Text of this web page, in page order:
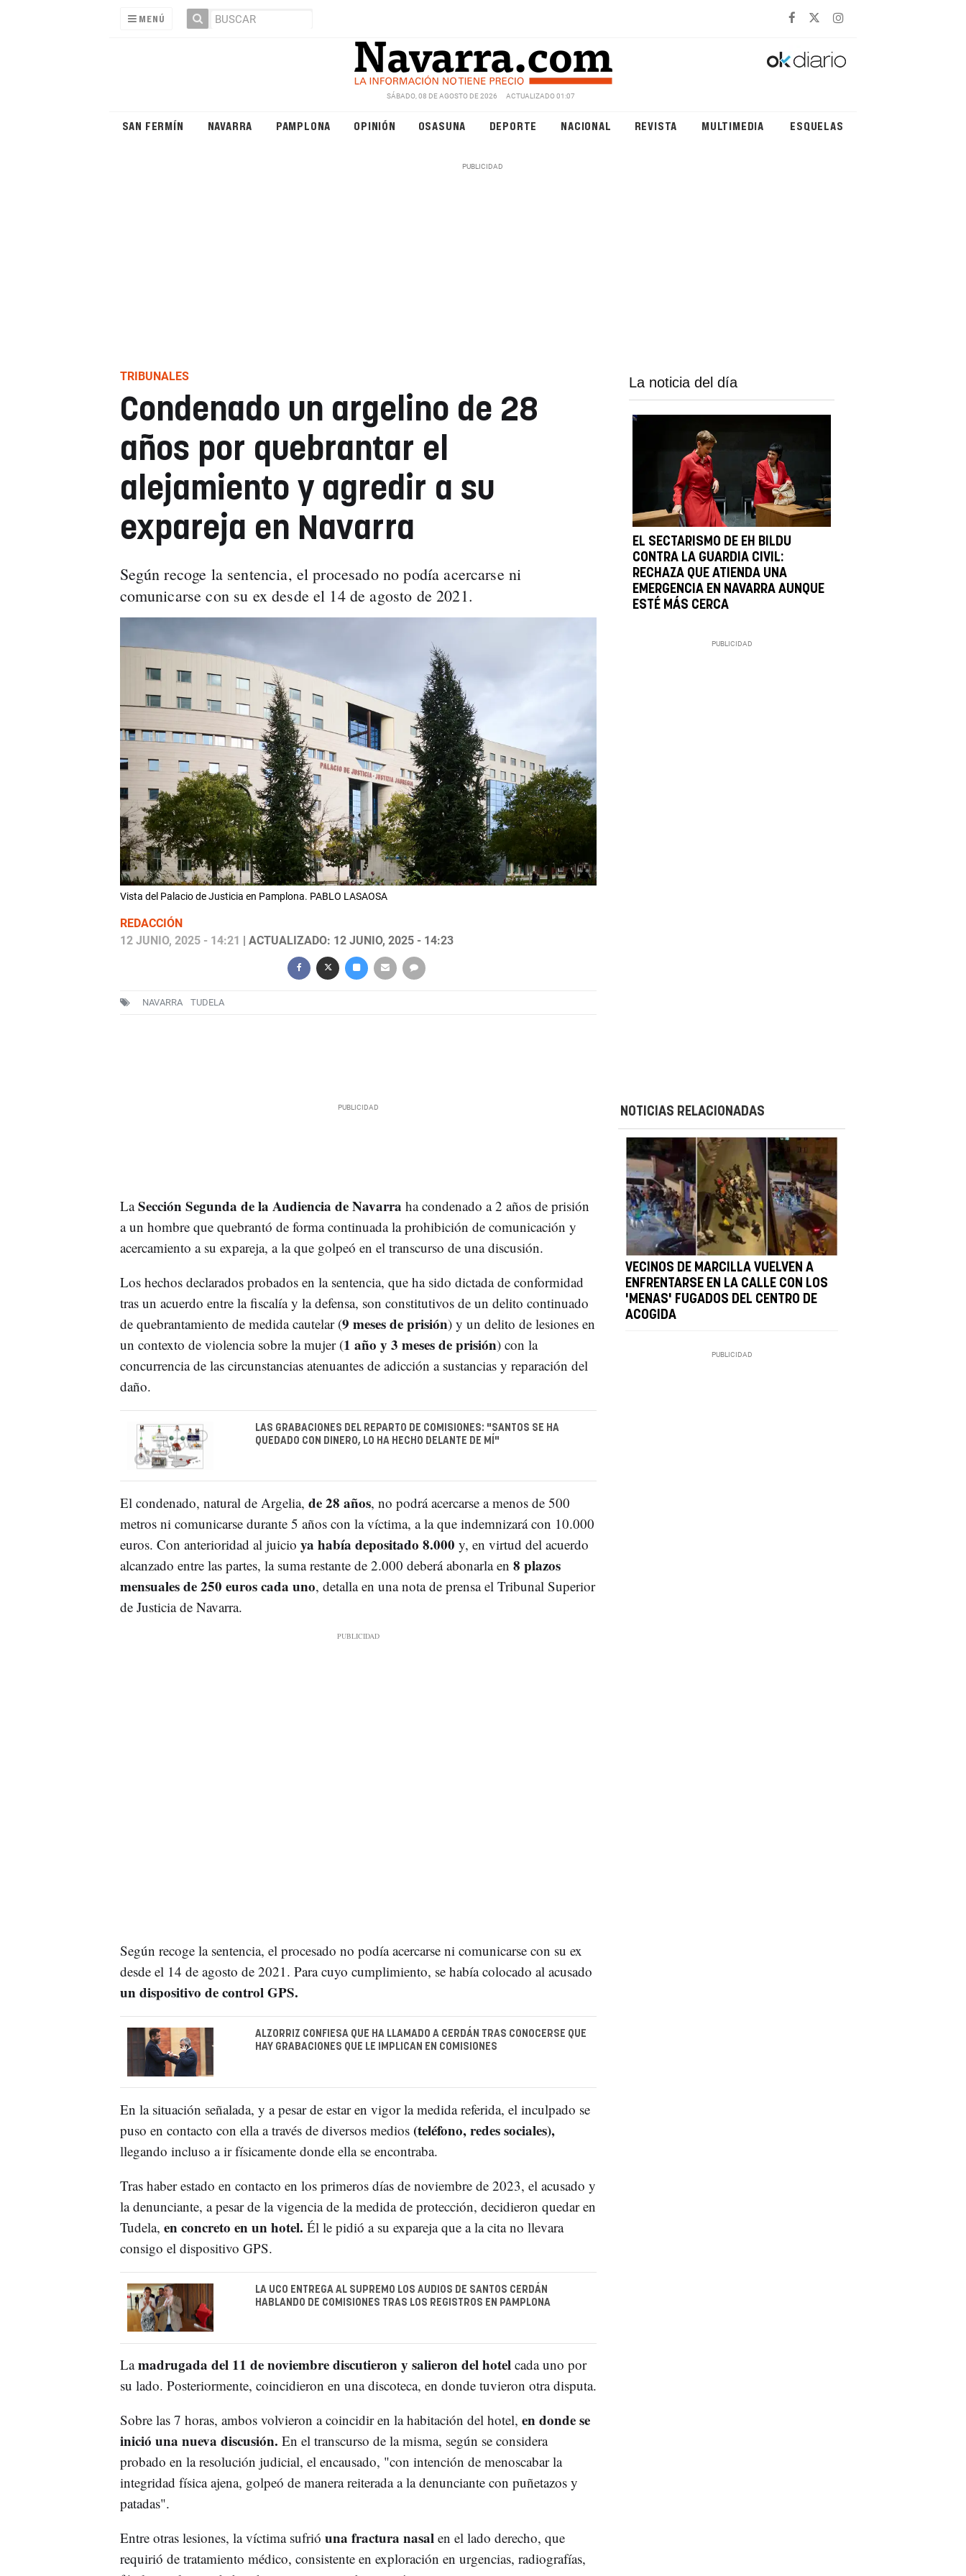
MENÚ
SÁBADO, 08 DE AGOSTO DE 2026 ACTUALIZADO 01:07
SAN FERMÍN NAVARRA PAMPLONA OPINIÓN OSASUNA DEPORTE NACIONAL REVISTA MULTIMEDIA ESQUELAS
TRIBUNALES
Condenado un argelino de 28
años por quebrantar el
alejamiento y agredir a su
expareja en Navarra
Según recoge la sentencia, el procesado no podía acercarse ni
comunicarse con su ex desde el 14 de agosto de 2021.
Vista del Palacio de Justicia en Pamplona. PABLO LASAOSA
REDACCIÓN
12 JUNIO, 2025 - 14:21 | ACTUALIZADO: 12 JUNIO, 2025 - 14:23
NAVARRA TUDELA
La noticia del día
EL SECTARISMO DE EH BILDU
CONTRA LA GUARDIA CIVIL:
RECHAZA QUE ATIENDA UNA
EMERGENCIA EN NAVARRA AUNQUE
ESTÉ MÁS CERCA
LaSección Segunda de la Audiencia de Navarra ha condenado a 2 años de prisión
a un hombre que quebrantó de forma continuada la prohibición de comunicación y
acercamiento a su expareja, a la que golpeó en el transcurso de una discusión.
Los hechos declarados probados en la sentencia, que ha sido dictada de conformidad
tras un acuerdo entre la fiscalía y la defensa, son constitutivos de un delito continuado
de quebrantamiento de medida cautelar (9 meses de prisión) y un delito de lesiones en
un contexto de violencia sobre la mujer (1 año y 3 meses de prisión) con la
concurrencia de las circunstancias atenuantes de adicción a sustancias y reparación del
daño.
LAS GRABACIONES DEL REPARTO DE COMISIONES: "SANTOS SE HA
QUEDADO CON DINERO, LO HA HECHO DELANTE DE MÍ"
El condenado, natural de Argelia, de 28 años, no podrá acercarse a menos de 500
metros ni comunicarse durante 5 años con la víctima, a la que indemnizará con 10.000
euros. Con anterioridad al juicio ya había depositado 8.000 y, en virtud del acuerdo
alcanzado entre las partes, la suma restante de 2.000 deberá abonarla en 8 plazos
mensuales de 250 euros cada uno, detalla en una nota de prensa el Tribunal Superior
de Justicia de Navarra.
Según recoge la sentencia, el procesado no podía acercarse ni comunicarse con su ex
desde el 14 de agosto de 2021. Para cuyo cumplimiento, se había colocado al acusado
un dispositivo de control GPS.
ALZORRIZ CONFIESA QUE HA LLAMADO A CERDÁN TRAS CONOCERSE QUE
HAY GRABACIONES QUE LE IMPLICAN EN COMISIONES
En la situación señalada, y a pesar de estar en vigor la medida referida, el inculpado se
puso en contacto con ella a través de diversos medios(teléfono, redes sociales),
llegando incluso a ir físicamente donde ella se encontraba.
Tras haber estado en contacto en los primeros días de noviembre de 2023, el acusado y
la denunciante, a pesar de la vigencia de la medida de protección, decidieron quedar en
Tudela, en concreto en un hotel. Él le pidió a su expareja que a la cita no llevara
consigo el dispositivo GPS.
LA UCO ENTREGA AL SUPREMO LOS AUDIOS DE SANTOS CERDÁN
HABLANDO DE COMISIONES TRAS LOS REGISTROS EN PAMPLONA
Lamadrugada del 11 de noviembre discutieron y salieron del hotel cada uno por
su lado. Posteriormente, coincidieron en una discoteca, en donde tuvieron otra disputa.
Sobre las 7 horas, ambos volvieron a coincidir en la habitación del hotel, en donde se
inició una nueva discusión. En el transcurso de la misma, según se considera
probado en la resolución judicial, el encausado, "con intención de menoscabar la
integridad física ajena, golpeó de manera reiterada a la denunciante con puñetazos y
patadas".
Entre otras lesiones, la víctima sufrió una fractura nasal en el lado derecho, que
requirió de tratamiento médico, consistente en exploración en urgencias, radiografías,
NOTICIAS RELACIONADAS
VECINOS DE MARCILLA VUELVEN A
ENFRENTARSE EN LA CALLE CON LOS
'MENAS' FUGADOS DEL CENTRO DE
ACOGIDA